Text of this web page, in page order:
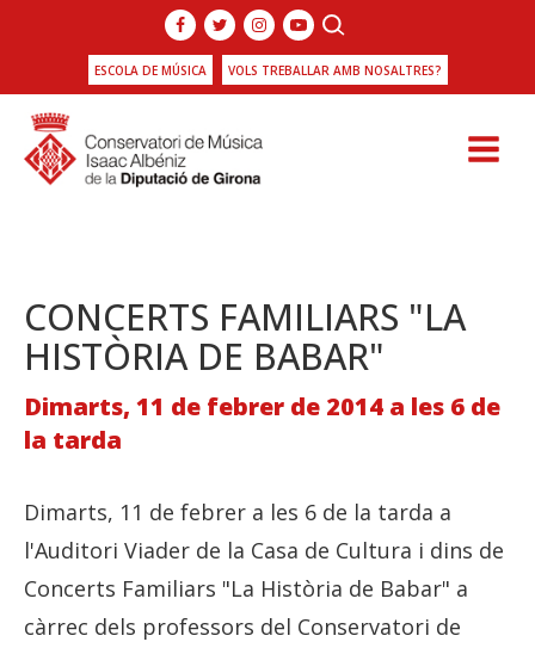
ESCOLA DE MÚSICA VOLS TREBALLAR AMB NOSALTRES?
CONCERTS FAMILIARS "LA
HISTÒRIA DE BABAR"
Dimarts, 11 de febrer de 2014 a les 6 de
la tarda
Dimarts, 11 de febrer a les 6 de la tarda a
l'Auditori Viader de la Casa de Cultura i dins de
Concerts Familiars "La Història de Babar" a
càrrec dels professors del Conservatori de